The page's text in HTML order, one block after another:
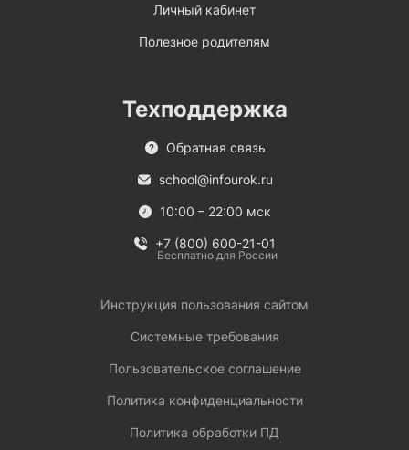
Личный кабинет
Полезное родителям
Техподдержка
Обратная связь
school@infourok.ru
10:00 – 22:00 мск
+7 (800) 600-21-01
Бесплатно для России
Инструкция пользования сайтом
Системные требования
Пользовательское соглашение
Политика конфиденциальности
Политика обработки ПД